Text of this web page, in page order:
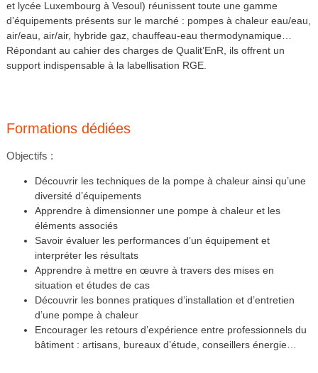
et lycée Luxembourg à Vesoul) réunissent toute une gamme
d’équipements présents sur le marché : pompes à chaleur eau/eau,
air/eau, air/air, hybride gaz, chauffeau-eau thermodynamique…
Répondant au cahier des charges de Qualit’EnR, ils offrent un
support indispensable à la labellisation RGE.
Formations dédiées
Objectifs :
Découvrir les techniques de la pompe à chaleur ainsi qu’une
diversité d’équipements
Apprendre à dimensionner une pompe à chaleur et les
éléments associés
Savoir évaluer les performances d’un équipement et
interpréter les résultats
Apprendre à mettre en œuvre à travers des mises en
situation et études de cas
Découvrir les bonnes pratiques d’installation et d’entretien
d’une pompe à chaleur
Encourager les retours d’expérience entre professionnels du
bâtiment : artisans, bureaux d’étude, conseillers énergie…